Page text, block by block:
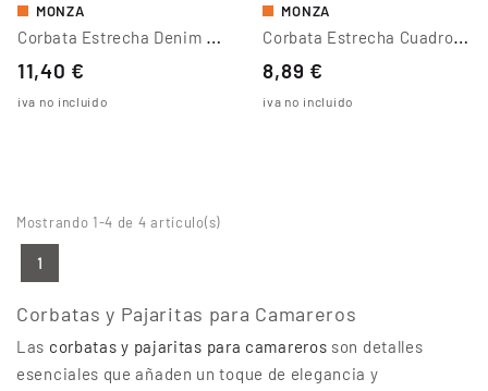
MONZA
C
Orbata Estrecha Denim MONZA 3313
11,40 €
iva no incluido
MONZA
C
Orbata Estrecha Cuadros MONZA 3314
8,89 €
iva no incluido
Mostrando 1-4 de 4 artículo(s)
1
Corbatas y Pajaritas para Camareros
Las corbatas y pajaritas para camareros son detalles
esenciales que añaden un toque de elegancia y